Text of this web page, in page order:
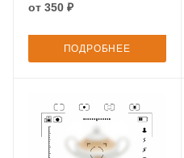
от 350 ₽
ПОДРОБНЕЕ